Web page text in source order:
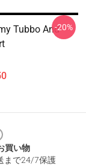
Tubbo And-20%
買い物
まで24/7保護